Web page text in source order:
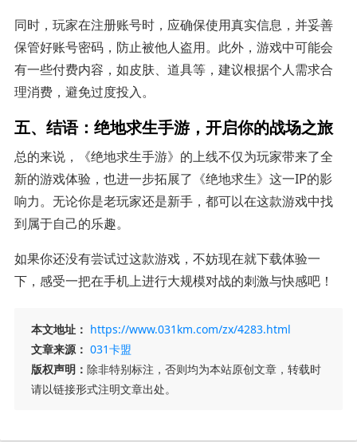
同时，玩家在注册账号时，应确保使用真实信息，并妥善
保管好账号密码，防止被他人盗用。此外，游戏中可能会
有一些付费内容，如皮肤、道具等，建议根据个人需求合
理消费，避免过度投入。
五、结语：绝地求生手游，开启你的战场之旅
总的来说，《绝地求生手游》的上线不仅为玩家带来了全
新的游戏体验，也进一步拓展了《绝地求生》这一IP的影
响力。无论你是老玩家还是新手，都可以在这款游戏中找
到属于自己的乐趣。
如果你还没有尝试过这款游戏，不妨现在就下载体验一
下，感受一把在手机上进行大规模对战的刺激与快感吧！
本文地址： https://www.031km.com/zx/4283.html
文章来源： 031卡盟
版权声明： 除非特别标注，否则均为本站原创文章，转载时
请以链接形式注明文章出处。